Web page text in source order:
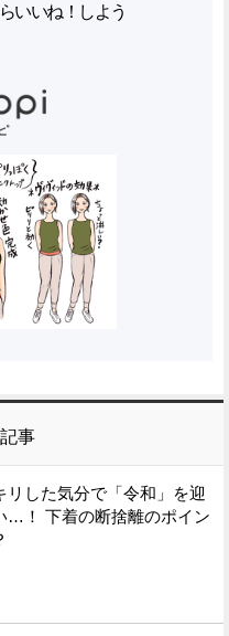
いいね！しよう
事
リした気分で「令和」を迎
…！ 下着の断捨離のポイン